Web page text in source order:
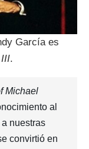
García es
.
Michael
al
nuestras
convirtió en